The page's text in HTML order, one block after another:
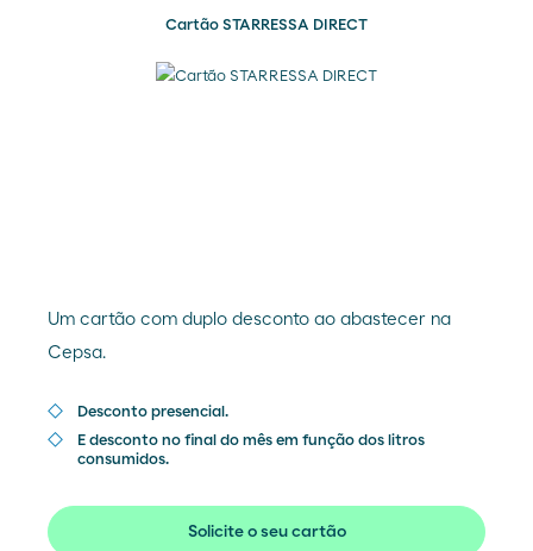
Cartão STARRESSA DIRECT
Um cartão com duplo desconto ao abastecer na
Cepsa.
Desconto presencial.
E desconto no final do mês em função dos litros
consumidos.
Solicite o seu cartão